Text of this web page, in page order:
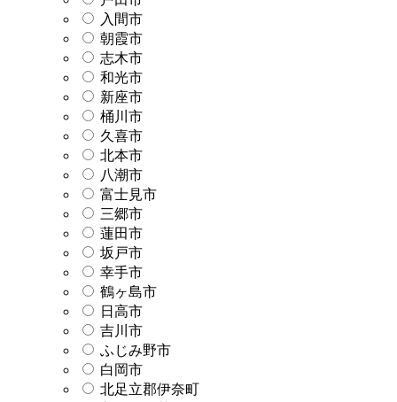
入間市
朝霞市
志木市
和光市
新座市
桶川市
久喜市
北本市
八潮市
富士見市
三郷市
蓮田市
坂戸市
幸手市
鶴ヶ島市
日高市
吉川市
ふじみ野市
白岡市
北足立郡伊奈町